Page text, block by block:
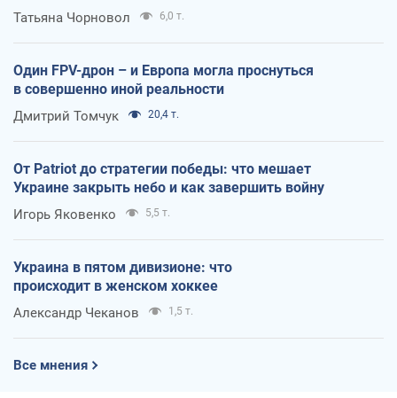
Татьяна Чорновол 6,0 т.
Один FPV-дрон – и Европа могла проснуться
в совершенно иной реальности
Дмитрий Томчук 20,4 т.
От Patriot до стратегии победы: что мешает
Украине закрыть небо и как завершить войну
Игорь Яковенко 5,5 т.
Украина в пятом дивизионе: что
происходит в женском хоккее
Александр Чеканов 1,5 т.
Все мнения